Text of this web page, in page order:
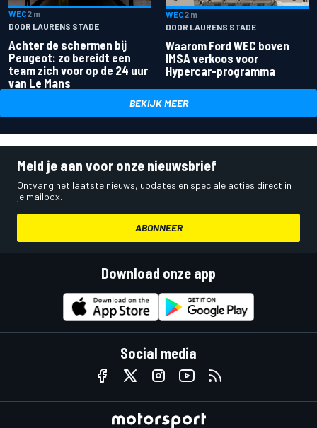
WEC2 m
DOOR LAURENS STADE
Achter de schermen bij
Peugeot: zo bereidt een
team zich voor op de 24 uur
van Le Mans
WEC2 m
DOOR LAURENS STADE
Waarom Ford WEC boven
IMSA verkoos voor
Hypercar-programma
BEKIJK MEER
Meld je aan voor onze nieuwsbrief
Ontvang het laatste nieuws, updates en speciale acties direct in
je mailbox.
ABONNEER
Download onze app
Social media